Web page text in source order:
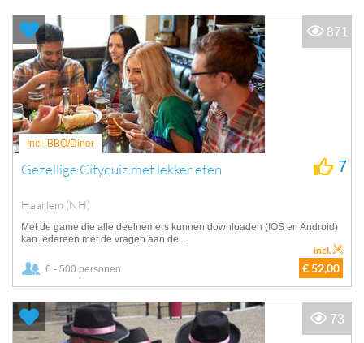
Incl. BBQ/Diner
Gezellige Cityquiz met lekker eten
Haarlem (NH)
7
Met de game die alle deelnemers kunnen downloaden (IOS en Android)
kan iedereen met de vragen aan de...
6 - 500 personen € 52,00
incl.
871
73